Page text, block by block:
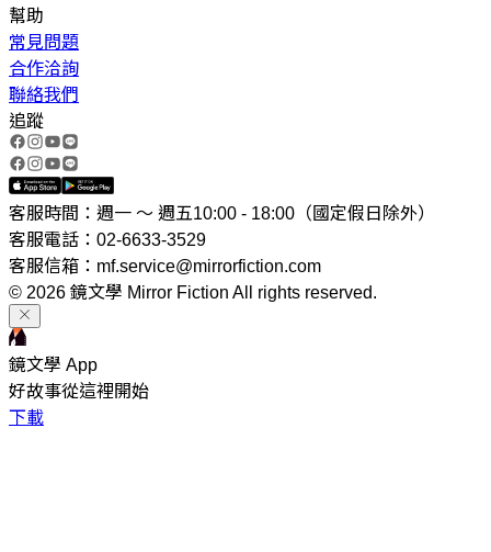
幫助
常見問題
合作洽詢
聯絡我們
追蹤
客服時間：週一 ～ 週五10:00 - 18:00（國定假日除外）
客服電話：02-6633-3529
客服信箱：mf.service@mirrorfiction.com
© 2026 鏡文學 Mirror Fiction All rights reserved.
鏡文學 App
好故事從這裡開始
下載